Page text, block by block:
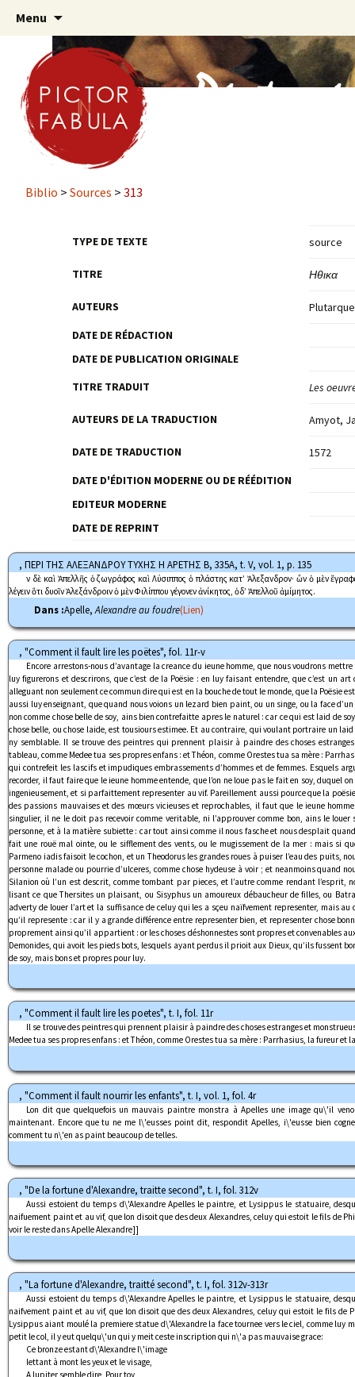
Menu
contenu
Biblio > Sources > 313
TYPE DE TEXTE source
TITRE Ηθικα
AUTEURS
Plutarque
DATE DE RÉDACTION
DATE DE PUBLICATION ORIGINALE
TITRE TRADUIT
Les
AUTEURS DE LA TRADUCTION Amyot,
DATE DE TRADUCTION
1572
DATE D'ÉDITION MODERNE OU DE RÉÉDITION
EDITEUR MODERNE
DATE DE REPRINT
, ΠΕΡΙ ΤΗΣ ΑΛΕΞΑΝΔΡΟΥ ΤΥΧΗΣ Η ΑΡΕΤΗΣ Β, 335A, t. V, vol. 1, p. 135
Ἦν δὲ καὶ Ἀπελλῆς ὁ ζωγράφος καὶ Λύσιππος ὁ πλάστης κατ’ Ἀλεξανδρον· ὧν ὁ μὲν
λέγειν ὅτι δυοῖν Ἀλεξάνδροιν ὁ μὲν Φιλίππου γέγονεν ἀνίκητος, ὁδ’ Ἀπελλοῦ ἀμίμητος.
Dans :Apelle,Alexandre au foudre(Lien)
, "Comment il fault lire les poëtes", fol. 11r-v
Encore arrestons-nous d’avantage la creance du ieune homme, que nous voudrons
luy figurerons et descrirons, que c’est de la Poësie : en luy faisant entendre, que c’est un
alleguant non seulement ce commun dire qui est en la bouche de tout le monde, que la
aussi luy enseignant, que quand nous voions un lezard bien paint, ou un singe, ou la face
non comme chose belle de soy, ains bien contrefaitte apres le naturel : car ce qui est laid de
chose belle, ou chose laide, est tousiours estimee. Et au contraire, qui voulant portraire un
ny semblable. Il se trouve des peintres qui prennent plaisir à paindre des choses
tableau, comme Medee tua ses propres enfans : et Théon, comme Orestes tua sa mère :
qui contrefeit les lascifs et impudiques embrassements d’hommes et de femmes. Esquels
recorder, il faut faire que le ieune homme entende, que l’on ne loue pas le fait en soy, duquel
ingenieusement, et si parfaittement representer au vif. Pareillement aussi pource que la
des passions mauvaises et des mœurs vicieuses et reprochables, il faut que le ieune
singulier, il ne le doit pas recevoir comme veritable, ni l’approuver comme bon, ains le
personne, et à la matière subiette : car tout ainsi comme il nous fasche et nous desplait
fait une rouë mal ointe, ou le sifflement des vents, ou le mugissement de la mer : mais si
Parmeno iadis faisoit le cochon, et un Theodorus les grandes roues à puiser l’eau des puits,
personne malade ou pourrie d’ulceres, comme chose hydeuse à voir ; et neanmoins quand
Silanion où l’un est descrit, comme tombant par pieces, et l’autre comme rendant l’esprit,
lisant ce que Thersites un plaisant, ou Sisyphus un amoureux débaucheur de filles, ou
adverty de louer l’art et la suffisance de celuy qui les a sçeu naïfvement representer, mais
qu’il represente : car il y a grande différence entre representer bien, et representer chose
proprement ainsi qu’il appartient : or les choses déshonnestes sont propres et convenables
Demonides, qui avoit les pieds bots, lesquels ayant perdus il prioit aux Dieux, qu’ils fussent
de soy, mais bons et propres pour luy.
, "Comment il fault lire les poetes", t. I, fol. 11r
Il se trouve des peintres qui prennent plaisir à paindre des choses estranges et
Medee tua ses propres enfans : et Théon, comme Orestes tua sa mère : Parrhasius, la fureur et
, "Comment il fault nourrir les enfants", t. I, vol. 1, fol. 4r
Lon dit que quelquefois un mauvais paintre monstra à Apelles une image qu\'il
maintenant. Encore que tu ne me l\'eusses point dit, respondit Apelles, i\'eusse bien
comment tu n\'en as paint beaucoup de telles.
, "De la fortune d'Alexandre, traitte second", t. I, fol. 312v
Aussi estoient du temps d\'Alexandre Apelles le paintre, et Lysippus le statuaire,
naifuement paint et au vif, que lon disoit que des deux Alexandres, celuy qui estoit le fils de
voir le reste dans Apelle Alexandre]]
, "La fortune d'Alexandre, traitté second", t. I, fol. 312v-313r
Aussi estoient du temps d\'Alexandre Apelles le paintre, et Lysippus le statuaire,
naifvement paint et au vif, que lon disoit que des deux Alexandres, celuy qui estoit le fils
Lysippus aiant moulé la premiere statue d\'Alexandre la face tournee vers le ciel, comme luy
petit le col, il y eut quelqu\'un qui y meit ceste inscription qui n\'a pas mauvaise grace:
Ce bronze estant d\'Alexandre l\'image
Iettant à mont les yeux et le visage,